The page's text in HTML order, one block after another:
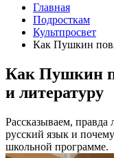
Главная
Подросткам
Культпросвет
Как Пушкин
Как Пушкин
и литературу
Рассказываем,
русский язык и
школьной программе.